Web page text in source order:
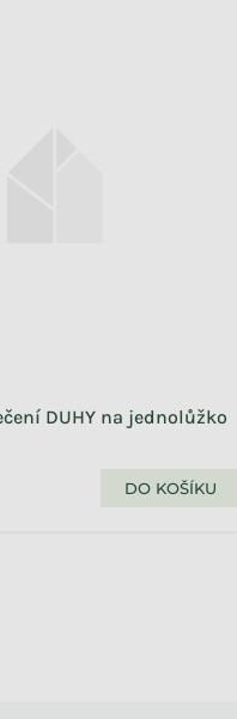
DUHY na jednolůžko
DO KOŠÍKU